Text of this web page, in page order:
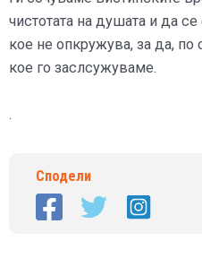
чистотата на душата и да
кое не опкружува, за да, по
кое го заслсужуваме.
.
Сподели